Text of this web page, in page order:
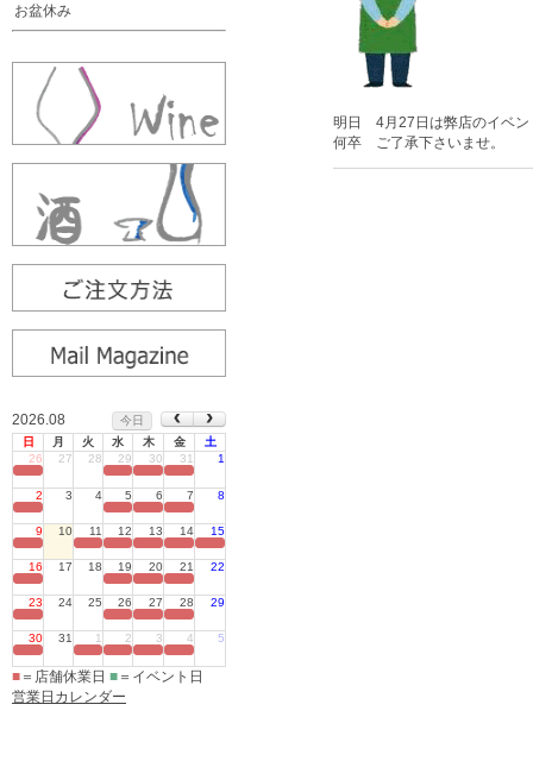
お盆休み
2026.08
今日
日
月 火 水 木 金
土
26
27 28 29 30 31 1
2 3 4 5 6 7 8
9 10 11 12 13 14 15
16 17 18 19 20 21 22
23 24 25 26 27 28 29
30 31 1 2 3 4 5
■ ＝店舗休業日 ■ ＝イベント日
営業日カレンダー
明日 4月27日は弊店のイベン
何卒 ご了承下さいませ。